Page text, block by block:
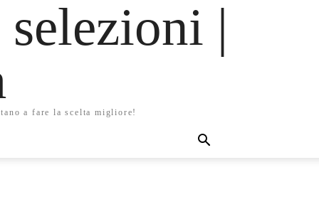
|
a fare la scelta migliore!